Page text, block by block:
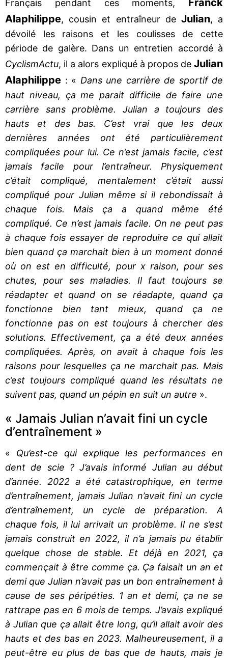
Français pendant ces moments,
Alaphilippe, cousin et entraîneur de Julian, a
dévoilé les raisons et les coulisses de cette
période de galère. Dans un entretien accordé à
CyclismActu, il a alors expliqué à propos de Julian
Alaphilippe : « Dans une carrière de sportif de
haut niveau, ça me parait difficile de faire une
carrière sans problème. Julian a toujours des
hauts et des bas. C’est vrai que les deux
dernières années ont été particulièrement
compliquées pour lui. Ce n’est jamais facile, c’est
jamais facile pour l’entraîneur. Physiquement
c’était compliqué, mentalement c’était aussi
compliqué pour Julian même si il rebondissait à
chaque fois. Mais ça a quand même été
compliqué. Ce n’est jamais facile. On ne peut pas
à chaque fois essayer de reproduire ce qui allait
bien quand ça marchait bien à un moment donné
où on est en difficulté, pour x raison, pour ses
chutes, pour ses maladies. Il faut toujours se
réadapter et quand on se réadapte, quand ça
fonctionne bien tant mieux, quand ça ne
fonctionne pas on est toujours à chercher des
solutions. Effectivement, ça a été deux années
compliquées. Après, on avait à chaque fois les
raisons pour lesquelles ça ne marchait pas. Mais
c’est toujours compliqué quand les résultats ne
suivent pas, quand un pépin en suit un autre ».
« Jamais Julian n’avait fini un cycle
d’entraînement »
« Qu’est-ce qui explique les performances en
dent de scie ? J’avais informé Julian au début
d’année. 2022 a été catastrophique, en terme
d’entraînement, jamais Julian n’avait fini un cycle
d’entraînement, un cycle de préparation. A
chaque fois, il lui arrivait un problème. Il ne s’est
jamais construit en 2022, il n’a jamais pu établir
quelque chose de stable. Et déjà en 2021, ça
commençait à être comme ça. Ça faisait un an et
demi que Julian n’avait pas un bon entraînement à
cause de ses péripéties. 1 an et demi, ça ne se
rattrape pas en 6 mois de temps. J’avais expliqué
à Julian que ça allait être long, qu’il allait avoir des
hauts et des bas en 2023. Malheureusement, il a
peut-être eu plus de bas que de hauts, mais je